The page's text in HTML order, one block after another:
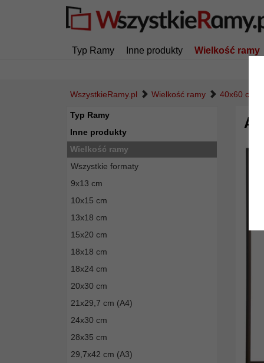
Typ Ramy Inne produkty Wielkość ramy
WszystkieRamy.pl Wielkość ramy 40x60 cm
Typ Ramy
Inne produkty
Wielkość ramy
Wszystkie formaty
9x13 cm
10x15 cm
13x18 cm
15x20 cm
18x18 cm
18x24 cm
20x30 cm
21x29,7 cm (A4)
24x30 cm
28x35 cm
29,7x42 cm (A3)